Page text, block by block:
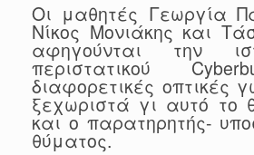
Οι μαθητές Γεωργία
Νίκος Μονιάκης και
αφηγούνται την
περιστατικού
διαφορετικές οπτικές
ξεχωριστά γι αυτό το
και ο παρατηρητής-
θύματος.